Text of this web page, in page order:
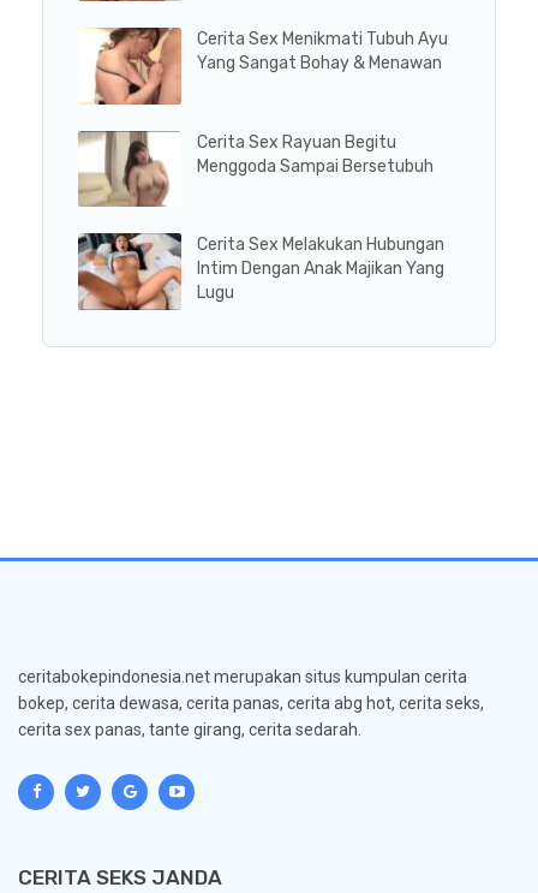
Cerita Sex Menikmati Tubuh Ayu
Yang Sangat Bohay & Menawan
Cerita Sex Rayuan Begitu
Menggoda Sampai Bersetubuh
Cerita Sex Melakukan Hubungan
Intim Dengan Anak Majikan Yang
Lugu
ceritabokepindonesia.net merupakan situs kumpulan cerita
bokep, cerita dewasa, cerita panas, cerita abg hot, cerita seks,
cerita sex panas, tante girang, cerita sedarah.
CERITA SEKS JANDA